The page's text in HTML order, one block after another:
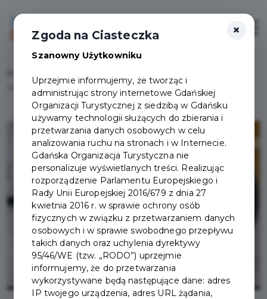
Login/Rejestracja
Wypadek, poważna kontuzja – wypożycz sprzęt do rehabilitacji
×
Zgoda na Ciasteczka
Szanowny Użytkowniku
Uprzejmie informujemy, że tworząc i
administrując strony internetowe Gdańskiej
Organizacji Turystycznej z siedzibą w Gdańsku
używamy technologii służących do zbierania i
przetwarzania danych osobowych w celu
analizowania ruchu na stronach i w Internecie.
Gdańska Organizacja Turystyczna nie
personalizuje wyświetlanych treści. Realizując
rozporządzenie Parlamentu Europejskiego i
Rady Unii Europejskiej 2016/679 z dnia 27
kwietnia 2016 r. w sprawie ochrony osób
fizycznych w związku z przetwarzaniem danych
osobowych i w sprawie swobodnego przepływu
takich danych oraz uchylenia dyrektywy
95/46/WE (tzw. „RODO”) uprzejmie
informujemy, że do przetwarzania
wykorzystywane będą następujące dane: adres
IP twojego urządzenia, adres URL żądania,